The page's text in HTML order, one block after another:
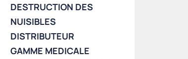
DESTRUCTION DES
NUISIBLES
DISTRIBUTEUR
GAMME MEDICALE